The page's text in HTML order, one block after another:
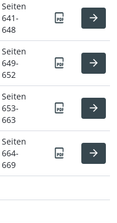
Seiten
641-
648
Seiten
649-
652
Seiten
653-
663
Seiten
664-
669